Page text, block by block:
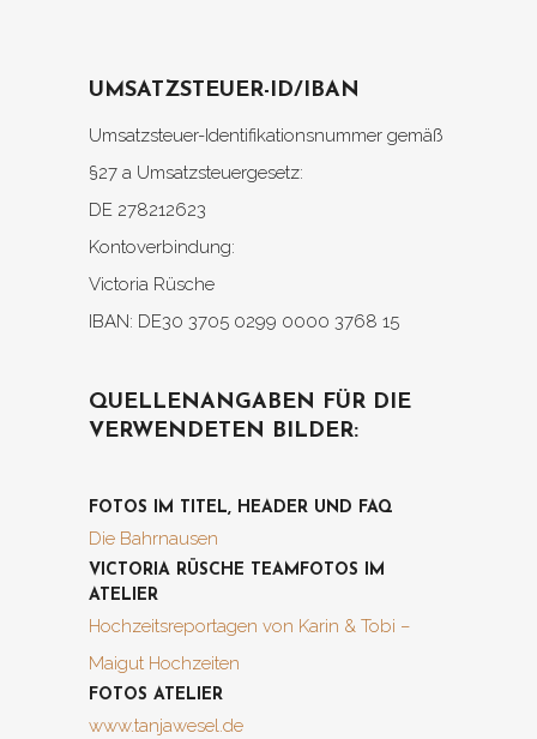
UMSATZSTEUER-ID/IBAN
Umsatzsteuer-Identifikationsnummer gemäß
§27 a Umsatzsteuergesetz:
DE 278212623
Kontoverbindung:
Victoria Rüsche
IBAN: DE30 3705 0299 0000 3768 15
QUELLENANGABEN FÜR DIE
VERWENDETEN BILDER:
FOTOS IM TITEL, HEADER UND FAQ
Die Bahrnausen
VICTORIA RÜSCHE TEAMFOTOS IM
ATELIER
Hochzeitsreportagen von Karin & Tobi –
Maigut Hochzeiten
FOTOS ATELIER
www.tanjawesel.de